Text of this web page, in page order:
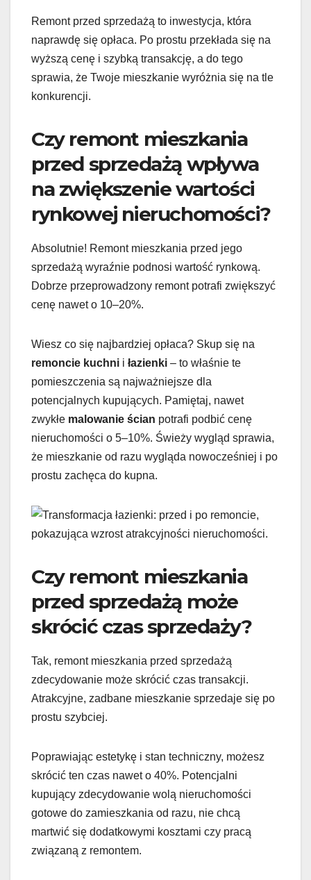
Remont przed sprzedażą to inwestycja, która
naprawdę się opłaca. Po prostu przekłada się na
wyższą cenę i szybką transakcję, a do tego
sprawia, że Twoje mieszkanie wyróżnia się na tle
konkurencji.
Czy remont mieszkania
przed sprzedażą wpływa
na zwiększenie wartości
rynkowej nieruchomości?
Absolutnie! Remont mieszkania przed jego
sprzedażą wyraźnie podnosi wartość rynkową.
Dobrze przeprowadzony remont potrafi zwiększyć
cenę nawet o 10–20%.
Wiesz co się najbardziej opłaca? Skup się na
remoncie kuchni i łazienki – to właśnie te
pomieszczenia są najważniejsze dla
potencjalnych kupujących. Pamiętaj, nawet
zwykłe malowanie ścian potrafi podbić cenę
nieruchomości o 5–10%. Świeży wygląd sprawia,
że mieszkanie od razu wygląda nowocześniej i po
prostu zachęca do kupna.
Czy remont mieszkania
przed sprzedażą może
skrócić czas sprzedaży?
Tak, remont mieszkania przed sprzedażą
zdecydowanie może skrócić czas transakcji.
Atrakcyjne, zadbane mieszkanie sprzedaje się po
prostu szybciej.
Poprawiając estetykę i stan techniczny, możesz
skrócić ten czas nawet o 40%. Potencjalni
kupujący zdecydowanie wolą nieruchomości
gotowe do zamieszkania od razu, nie chcą
martwić się dodatkowymi kosztami czy pracą
związaną z remontem.